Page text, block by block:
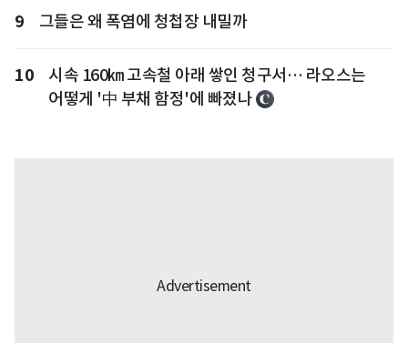
9 그들은 왜 폭염에 청첩장 내밀까
10
시속 160㎞ 고속철 아래 쌓인 청구서… 라오스는
어떻게 '中 부채 함정'에 빠졌나